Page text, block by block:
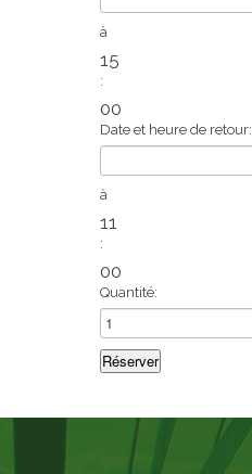
à
15
:
00
Date et heure de retour:
à
11
:
00
Quantité: